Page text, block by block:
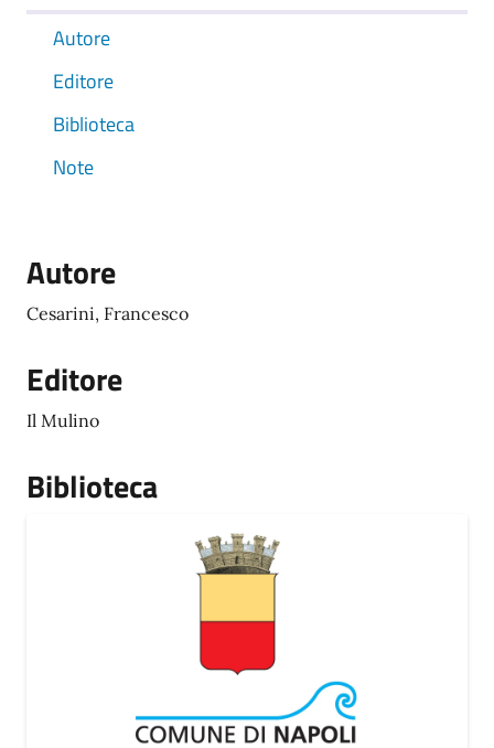
Autore
Editore
Biblioteca
Note
Autore
Cesarini, Francesco
Editore
Il Mulino
Biblioteca